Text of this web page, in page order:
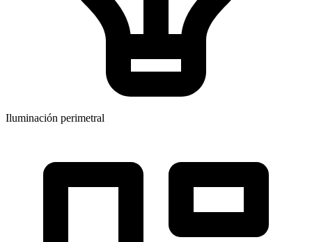
Iluminación perimetral